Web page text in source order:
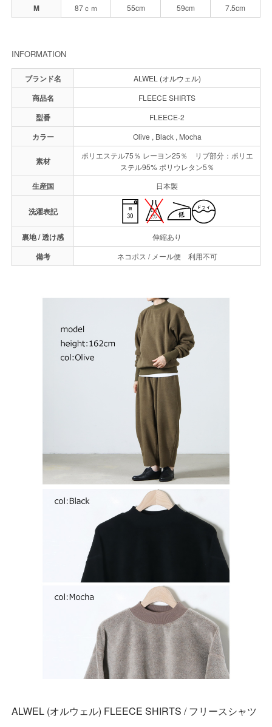
M
87ｃｍ 55cm 59cm 7.5cm
INFORMATION
ブランド名 ALWEL (オルウェル)
商品名 FLEECE SHIRTS
型番 FLEECE-2
カラー Olive , Black , Mocha
素材
ポリエステル75％ レーヨン25％ リブ部分：ポリエ
ステル95% ポリウレタン5％
生産国 日本製
洗濯表記
裏地 / 透け感 伸縮あり
備考 ネコポス / メール便 利用不可
ALWEL (オルウェル) FLEECE SHIRTS / フリースシャツ